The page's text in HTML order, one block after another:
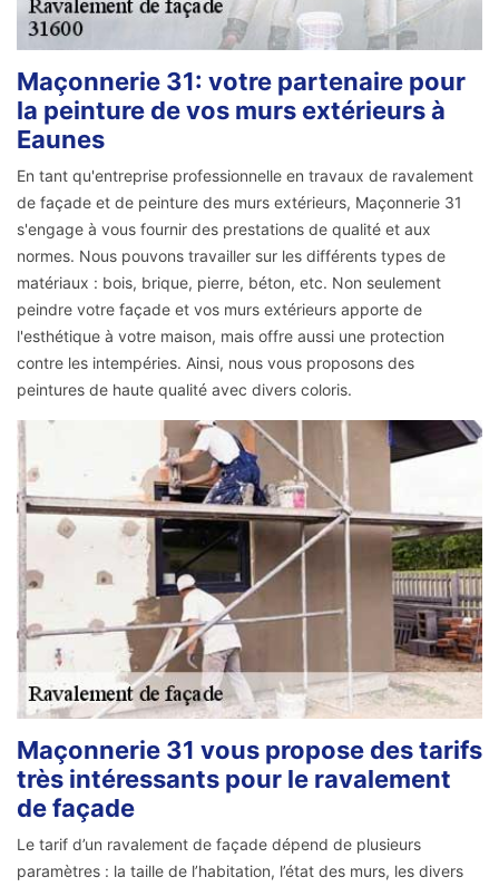
Maçonnerie 31: votre partenaire pour
la peinture de vos murs extérieurs à
Eaunes
En tant qu'entreprise professionnelle en travaux de ravalement
de façade et de peinture des murs extérieurs, Maçonnerie 31
s'engage à vous fournir des prestations de qualité et aux
normes. Nous pouvons travailler sur les différents types de
matériaux : bois, brique, pierre, béton, etc. Non seulement
peindre votre façade et vos murs extérieurs apporte de
l'esthétique à votre maison, mais offre aussi une protection
contre les intempéries. Ainsi, nous vous proposons des
peintures de haute qualité avec divers coloris.
Maçonnerie 31 vous propose des tarifs
très intéressants pour le ravalement
de façade
Le tarif d’un ravalement de façade dépend de plusieurs
paramètres : la taille de l’habitation, l’état des murs, les divers